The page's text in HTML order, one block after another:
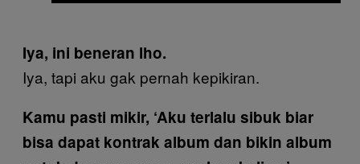
Iya, ini beneran lho.
Iya, tapi aku gak pernah kepikiran.
Kamu pasti mikir, ‘Aku terlalu sibuk biar
bisa dapat kontrak album dan bikin album